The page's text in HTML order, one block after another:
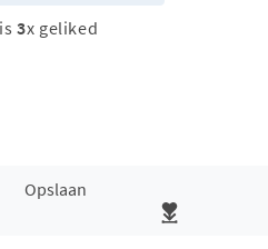
3x geliked
Opslaan